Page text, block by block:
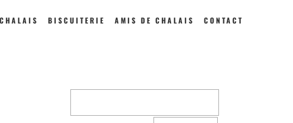
BISCUITERIE AMIS DE CHALAIS CONTACT